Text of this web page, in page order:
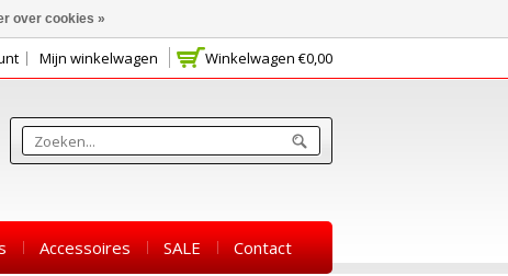
Winkelwagen €0,00
Mijn winkelwagen
Accessoires SALE Contact
over cookies »